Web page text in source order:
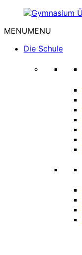
springen
Überlingen
MENUMENU
Die Schule